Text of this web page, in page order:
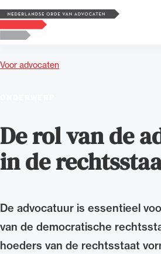
Logo, to the homepage
Voor advocaten
De rol van de
in de
De advocatuur is essentieel
van de democratische
hoeders van de rechtsstaat
Zoeken
Zoek op trefwoord